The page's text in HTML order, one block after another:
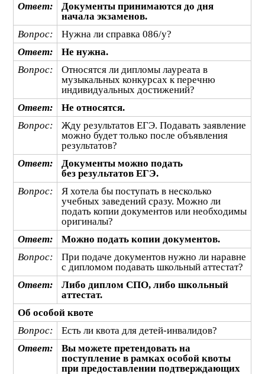
Ответ:
Документы принимаются до дня
начала экзаменов.
Вопрос:
Нужна ли справка 086/у?
Ответ:
Не нужна.
Вопрос:
Относятся ли дипломы лауреата в
музыкальных конкурсах к перечню
индивидуальных достижений?
Ответ:
Не относятся.
Вопрос:
Жду результатов ЕГЭ. Подавать заявление
можно будет только после объявления
результатов?
Ответ:
Документы можно подать
без результатов ЕГЭ.
Вопрос:
Я хотела бы поступать в несколько
учебных заведений сразу. Можно ли
подать копии документов или необходимы
оригиналы?
Ответ:
Можно подать копии документов.
Вопрос:
При подаче документов нужно ли наравне
с дипломом подавать школьный аттестат?
Ответ:
Либо диплом СПО, либо школьный
аттестат.
Об особой квоте
Вопрос:
Есть ли квота для детей-инвалидов?
Ответ:
Вы можете претендовать на
поступление в рамках особой квоты
при предоставлении подтверждающих